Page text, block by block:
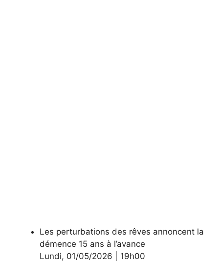
Les perturbations des rêves annoncent la
démence 15 ans à l’avance
Lundi, 01/05/2026 19h00